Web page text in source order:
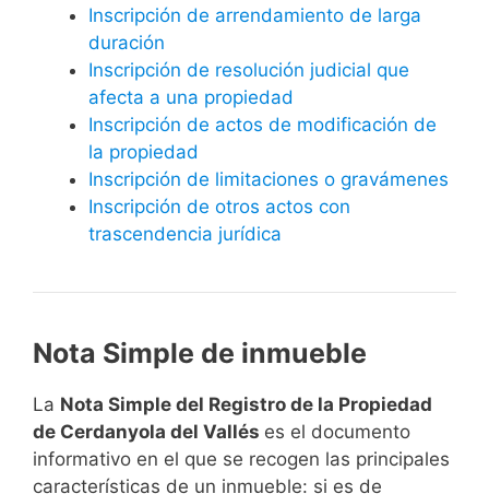
Inscripción de arrendamiento de larga
duración
Inscripción de resolución judicial que
afecta a una propiedad
Inscripción de actos de modificación de
la propiedad
Inscripción de limitaciones o gravámenes
Inscripción de otros actos con
trascendencia jurídica
Nota Simple de inmueble
La Nota Simple del Registro de la Propiedad
de Cerdanyola del Vallés es el documento
informativo en el que se recogen las principales
características de un inmueble: si es de